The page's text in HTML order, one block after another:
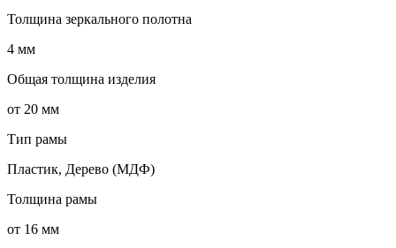
Толщина зеркального полотна
4 мм
Общая толщина изделия
от 20 мм
Тип рамы
Пластик, Дерево (МДФ)
Толщина рамы
от 16 мм